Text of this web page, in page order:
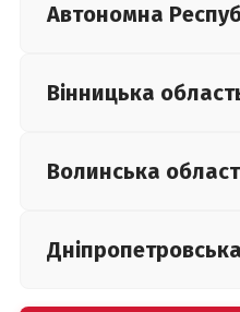
Автономна
Вінницька
Волинська
Дніпропетровська